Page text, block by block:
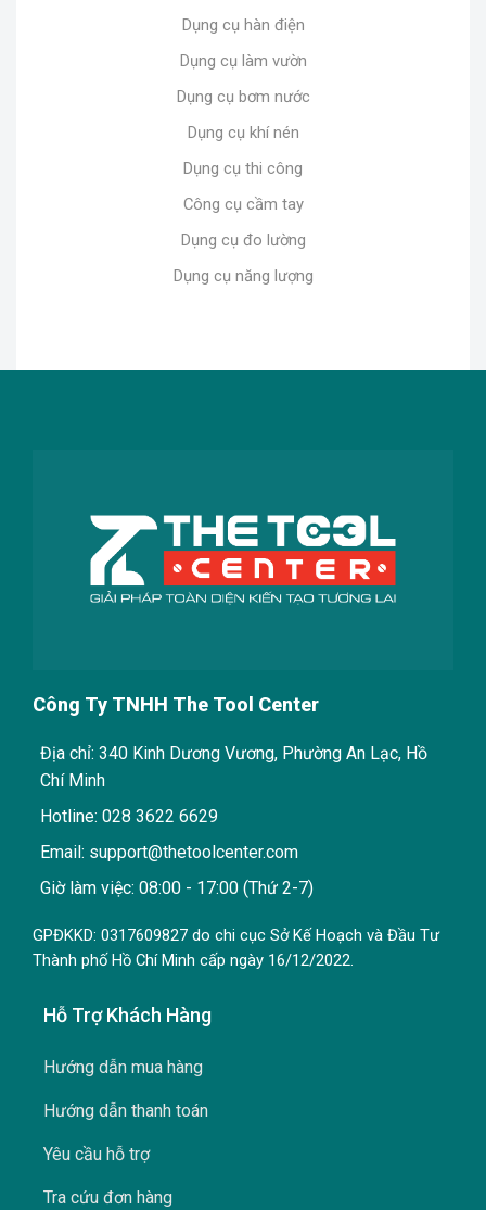
Dụng cụ hàn điện
Dụng cụ làm vườn
Dụng cụ bơm nước
Dụng cụ khí nén
Dụng cụ thi công
Công cụ cầm tay
Dụng cụ đo lường
Dụng cụ năng lượng
Công Ty TNHH The Tool Center
Địa chỉ: 340 Kinh Dương Vương, Phường An Lạc, Hồ
Chí Minh
Hotline: 028 3622 6629
Email: support@thetoolcenter.com
Giờ làm việc: 08:00 - 17:00 (Thứ 2-7)
GPĐKKD: 0317609827 do chi cục Sở Kế Hoạch và Đầu Tư
Thành phố Hồ Chí Minh cấp ngày 16/12/2022.
Hỗ Trợ Khách Hàng
Hướng dẫn mua hàng
Hướng dẫn thanh toán
Yêu cầu hỗ trợ
Tra cứu đơn hàng